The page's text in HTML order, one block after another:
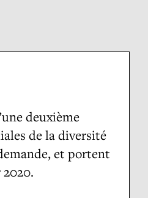
deuxième
de la diversité
et portent